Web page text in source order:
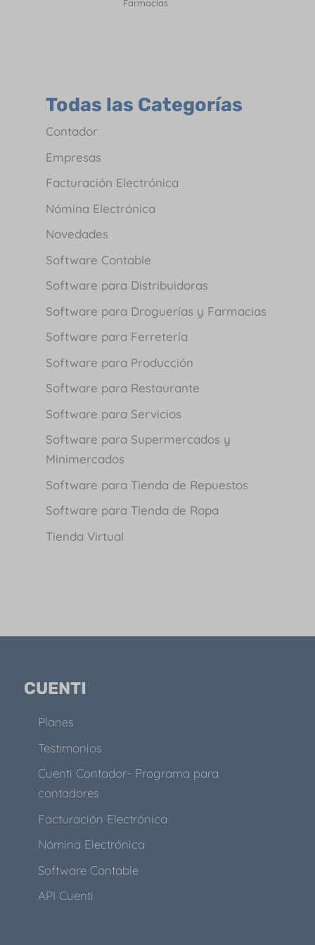
Farmacias
Todas las Categorías
Contador
Empresas
Facturación Electrónica
Nómina Electrónica
Novedades
Software Contable
Software para Distribuidoras
Software para Droguerías y Farmacias
Software para Ferretería
Software para Producción
Software para Restaurante
Software para Servicios
Software para Supermercados y
Minimercados
Software para Tienda de Repuestos
Software para Tienda de Ropa
Tienda Virtual
CUENTI
Planes
Testimonios
Cuenti Contador- Programa para
contadores
Facturación Electrónica
Nómina Electrónica
Software Contable
API Cuenti